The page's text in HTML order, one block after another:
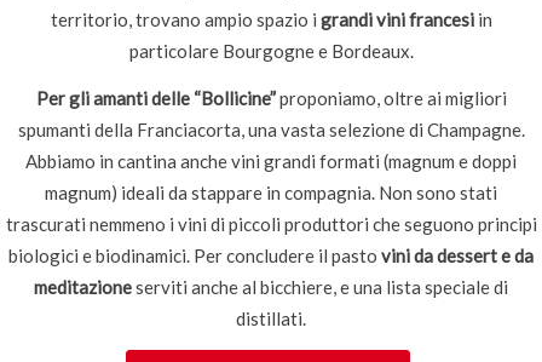
territorio, trovano ampio spazio i grandi vini francesiin
particolare Bourgogne e Bordeaux.
Per gli amanti delle “Bollicine”proponiamo, oltre ai migliori
spumanti della Franciacorta, una vasta selezione di Champagne.
Abbiamo in cantina anche vini grandi formati (magnum e doppi
magnum) ideali da stappare in compagnia. Non sono stati
trascurati nemmeno i vini di piccoli produttori che seguono principi
biologici e biodinamici. Per concludere il pasto vini da dessert e da
meditazioneserviti anche al bicchiere, e una lista speciale di
distillati.